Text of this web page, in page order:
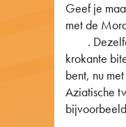
Geef je
met de
.
krokante
bent, nu
Aziatische